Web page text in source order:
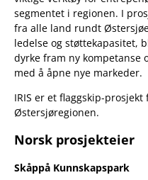
segmentet i regionen. I
fra alle land rundt
ledelse og støttekapasitet,
dyrke fram ny kompetanse
med å åpne nye markeder.
IRIS er et flaggskip-
Østersjøregionen.
Norsk prosjekteier
Skåppå Kunnskapspark